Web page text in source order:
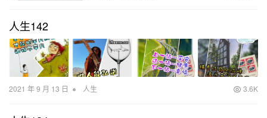
人生142
2021 年 9 月 13 日 • 人生 3.6K